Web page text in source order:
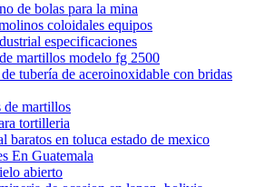
de bolas para la mina
coloidales equipos
especificaciones
martillos modelo fg 2500
tubería de aceroinoxidable con bridas
de martillos
tortilleria
baratos en toluca estado de mexico
En Guatemala
abierto